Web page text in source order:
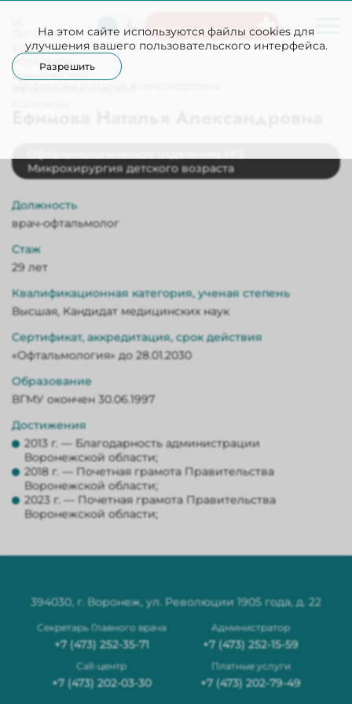
На этом сайте используются файлы cookies для
улучшения вашего пользовательского интерфейса.
Разрешить
Неотложная помощь
Микрохирургия детского возраста
Должность
врач-офтальмолог
Стаж
29 лет
Квалификационная категория, ученая степень
Высшая, Кандидат медицинских наук
Сертификат, аккредитация, срок действия
«Офтальмология» до 28.01.2030
Образование
ВГМУ окончен 30.06.1997
Достижения
2013 г. — Благодарность администрации
Воронежской области;
2018 г. — Почетная грамота Правительства
Воронежской области;
2023 г. — Почетная грамота Правительства
Воронежской области;
394030, г. Воронеж, ул. Революции 1905 года, д. 22
Секретарь Главного врача
+7 (473) 252-35-71
Администратор
+7 (473) 252-15-59
Сall-центр
+7 (473) 202-03-30
Платные услуги
+7 (473) 202-79-49